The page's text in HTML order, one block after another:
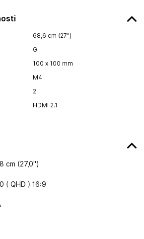
68,6 cm (27")
G
100 x 100 mm
M4
2
HDMI 2.1
cm (27,0")
( QHD ) 16:9